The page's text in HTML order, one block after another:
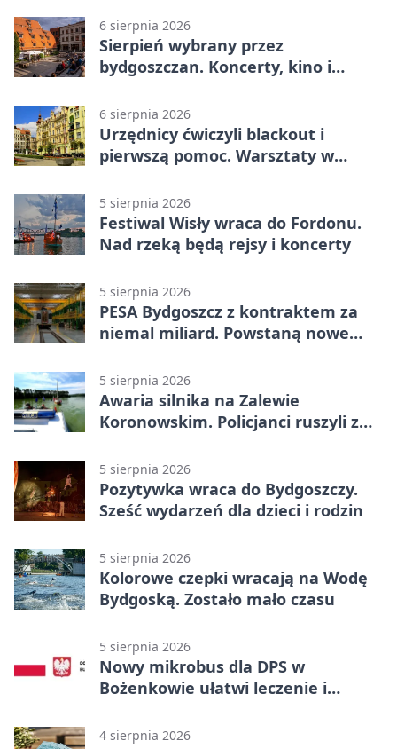
6 sierpnia 2026
Sierpień wybrany przez
bydgoszczan. Koncerty, kino i
6 sierpnia 2026
Urzędnicy ćwiczyli blackout i
pierwszą pomoc. Warsztaty w
5 sierpnia 2026
Festiwal Wisły wraca do Fordonu.
Nad rzeką będą rejsy i koncerty
5 sierpnia 2026
PESA Bydgoszcz z kontraktem za
niemal miliard. Powstaną nowe
5 sierpnia 2026
Awaria silnika na Zalewie
Koronowskim. Policjanci ruszyli z
5 sierpnia 2026
Pozytywka wraca do Bydgoszczy.
Sześć wydarzeń dla dzieci i rodzin
5 sierpnia 2026
Kolorowe czepki wracają na Wodę
Bydgoską. Zostało mało czasu
5 sierpnia 2026
Nowy mikrobus dla DPS w
Bożenkowie ułatwi leczenie i
4 sierpnia 2026